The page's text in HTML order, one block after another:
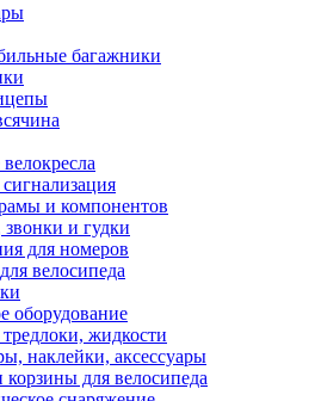
багажники
и компонентов
звонки и гудки
для номеров
велосипеда
оборудование
жидкости
наклейки, аксессуары
для велосипеда